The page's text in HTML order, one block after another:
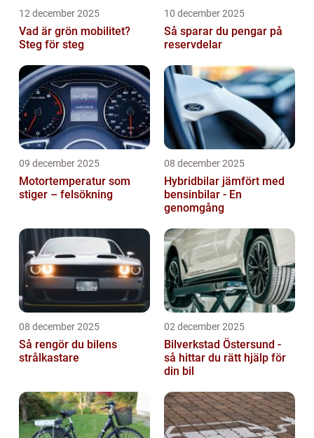
12 december 2025
Vad är grön mobilitet?
Steg för steg
10 december 2025
Så sparar du pengar på
reservdelar
09 december 2025
Motortemperatur som
stiger – felsökning
08 december 2025
Hybridbilar jämfört med
bensinbilar - En
genomgång
08 december 2025
Så rengör du bilens
strålkastare
02 december 2025
Bilverkstad Östersund -
så hittar du rätt hjälp för
din bil